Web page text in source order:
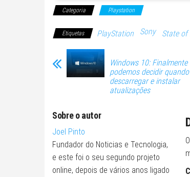
Categoria Playstation
Etiquetas PlayStation Sony State of
Windows 10: Finalmente
podemos decidir quando
descarregar e instalar
atualizações
Sobre o autor
Joel Pinto
Fundador do Noticias e Tecnologia,
e este foi o seu segundo projeto
online, depois de vários anos ligado